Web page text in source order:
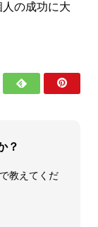
の成功に大
 
？
教えてくだ